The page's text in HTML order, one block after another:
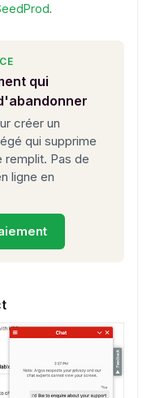
.
qui
créer un
qui supprime
remplit. Pas de
ligne en